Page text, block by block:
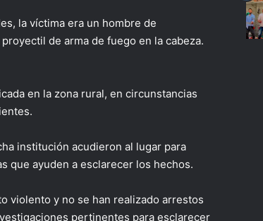
la víctima era un hombre de
de arma de fuego en la cabeza.
en la zona rural, en circunstancias
institución acudieron al lugar para
que ayuden a esclarecer los hechos.
violento y no se han realizado arrestos
pertinentes para esclarecer